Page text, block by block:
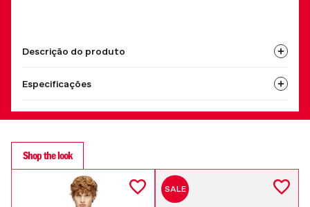
Descrição do produto
Especificações
Shop the look
SALE